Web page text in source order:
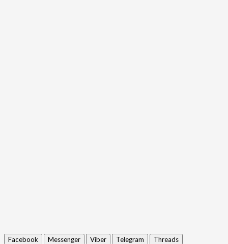
Facebook Messenger Viber Telegram
Threads